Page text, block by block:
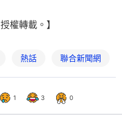
授權轉載。】
熱話 聯合新聞網
1 3 0